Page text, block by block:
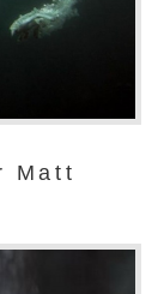
Matt